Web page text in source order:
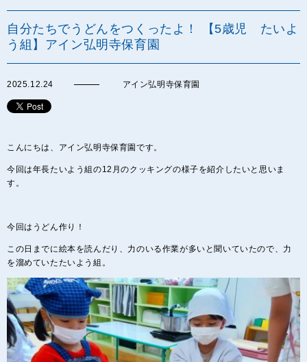
自分たちでうどんをつくったよ！ 【5歳児 たいよ
う組】アイン弘明寺保育園
2025.12.24 アイン弘明寺保育園
こんにちは、アイン弘明寺保育園です。
今回は年長たいよう組の12月のクッキングの様子を紹介したいと思いま
す。
今回はうどん作り！
この日までに絵本を読んだり、力のいる作業が多いと聞いていたので、力
を溜めていたたいよう組。